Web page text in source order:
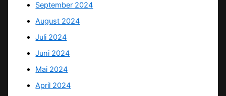
September 2024
August 2024
Juli 2024
Juni 2024
Mai 2024
April 2024